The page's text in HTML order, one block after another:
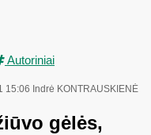
Autoriniai
15:06 Indrė KONTRAUSKIENĖ
gėlės,